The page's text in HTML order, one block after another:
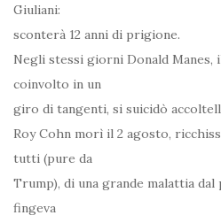
Giuliani:
sconterà 12 anni di prigione.
Negli stessi giorni Donald Manes,
coinvolto in un
giro di tangenti, si suicidò
Roy Cohn morì il 2 agosto,
tutti (pure da
Trump), di una grande malattia dal
fingeva